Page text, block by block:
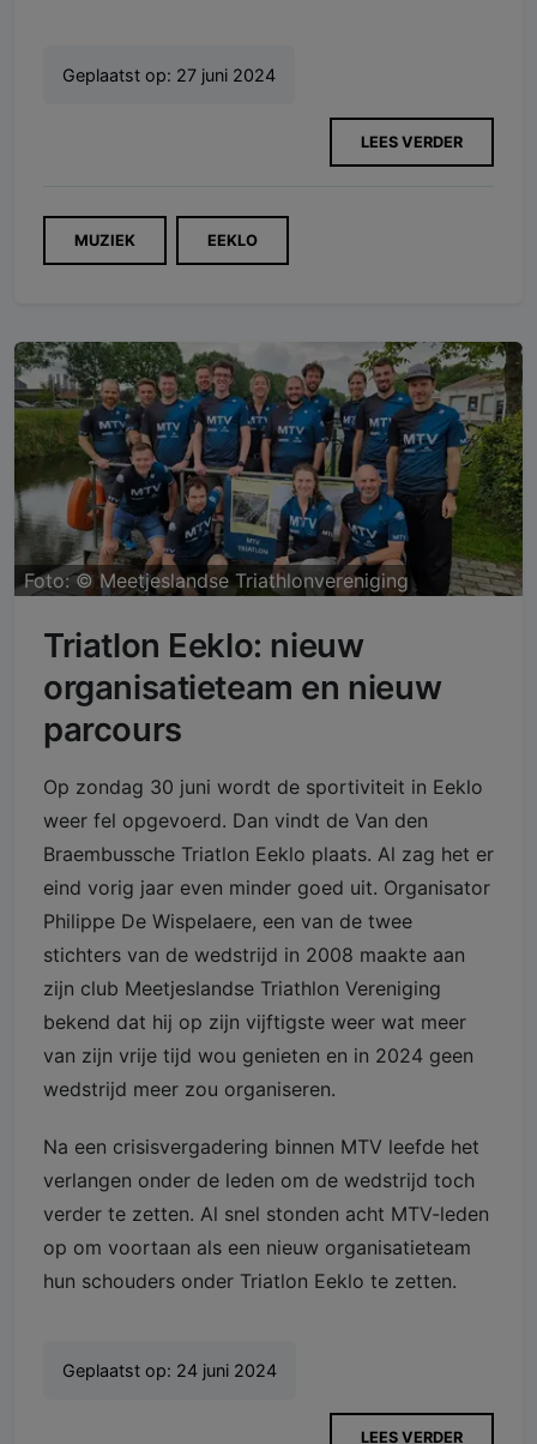
Geplaatst op: 27 juni 2024
LEES VERDER
MUZIEK EEKLO
Foto: © Meetjeslandse Triathlonvereniging
Triatlon Eeklo: nieuw
organisatieteam en nieuw
parcours
Op zondag 30 juni wordt de sportiviteit in Eeklo
weer fel opgevoerd. Dan vindt de Van den
Braembussche Triatlon Eeklo plaats. Al zag het er
eind vorig jaar even minder goed uit. Organisator
Philippe De Wispelaere, een van de twee
stichters van de wedstrijd in 2008 maakte aan
zijn club Meetjeslandse Triathlon Vereniging
bekend dat hij op zijn vijftigste weer wat meer
van zijn vrije tijd wou genieten en in 2024 geen
wedstrijd meer zou organiseren.
Na een crisisvergadering binnen MTV leefde het
verlangen onder de leden om de wedstrijd toch
verder te zetten. Al snel stonden acht MTV-leden
op om voortaan als een nieuw organisatieteam
hun schouders onder Triatlon Eeklo te zetten.
Geplaatst op: 24 juni 2024
LEES VERDER